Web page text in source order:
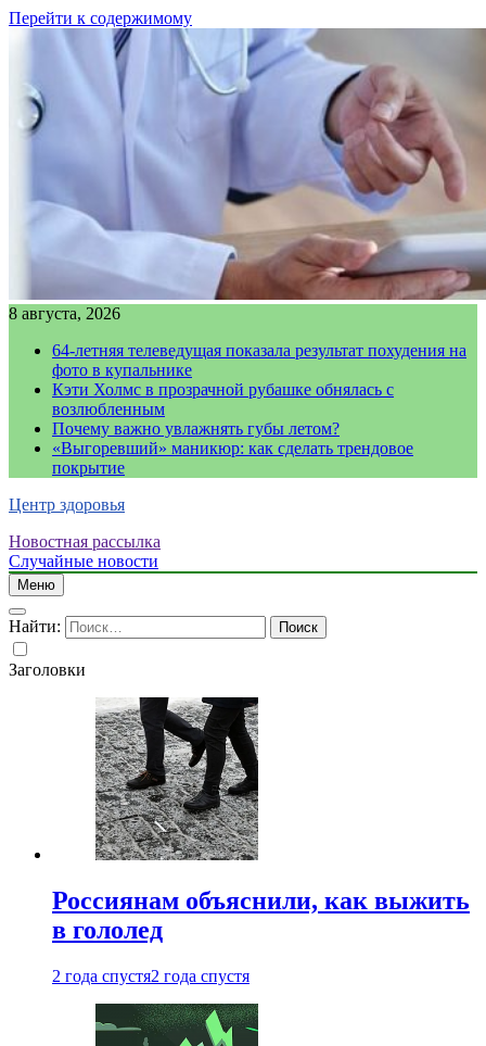
Перейти к содержимому
8 августа, 2026
64-летняя телеведущая показала результат похудения на
фото в купальнике
Кэти Холмс в прозрачной рубашке обнялась с
возлюбленным
Почему важно увлажнять губы летом?
«Выгоревший» маникюр: как сделать трендовое
покрытие
Центр здоровья
Новостная рассылка
Случайные новости
Меню
Найти:
Заголовки
Россиянам объяснили, как выжить
в гололед
2 года спустя2 года спустя